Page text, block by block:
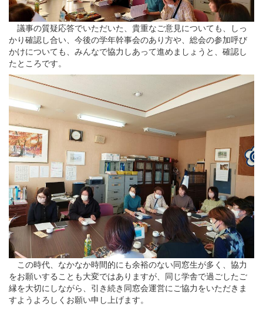
議事の質疑応答でいただいた、貴重なご意見についても、しっ
かり確認し合い、今後の学年幹事会のあり方や、総会の参加呼び
かけについても、みんなで協力しあって進めましょうと、確認し
たところです。
この時代、なかなか時間的にも余裕のない同窓生が多く、協力
をお願いすることも大変ではありますが、同じ学舎で過ごしたご
縁を大切にしながら、引き続き同窓会運営にご協力をいただきま
すようよろしくお願い申し上げます。